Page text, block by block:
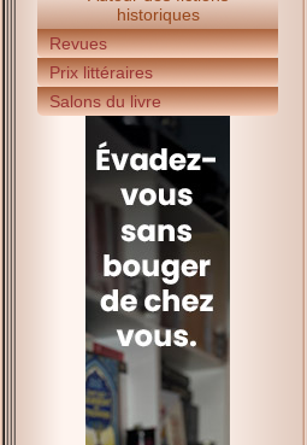
historiques
Revues
Prix littéraires
Salons du livre